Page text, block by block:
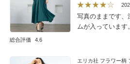
総合評価 4.6
写真のままです、
ムが入っています
エリカ社 フラワー柄